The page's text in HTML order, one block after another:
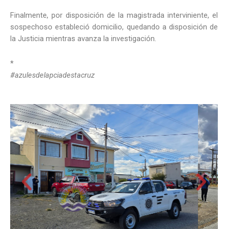
Finalmente, por disposición de la magistrada interviniente, el
sospechoso estableció domicilio, quedando a disposición de
la Justicia mientras avanza la investigación.
*
#azulesdelapciadestacruz